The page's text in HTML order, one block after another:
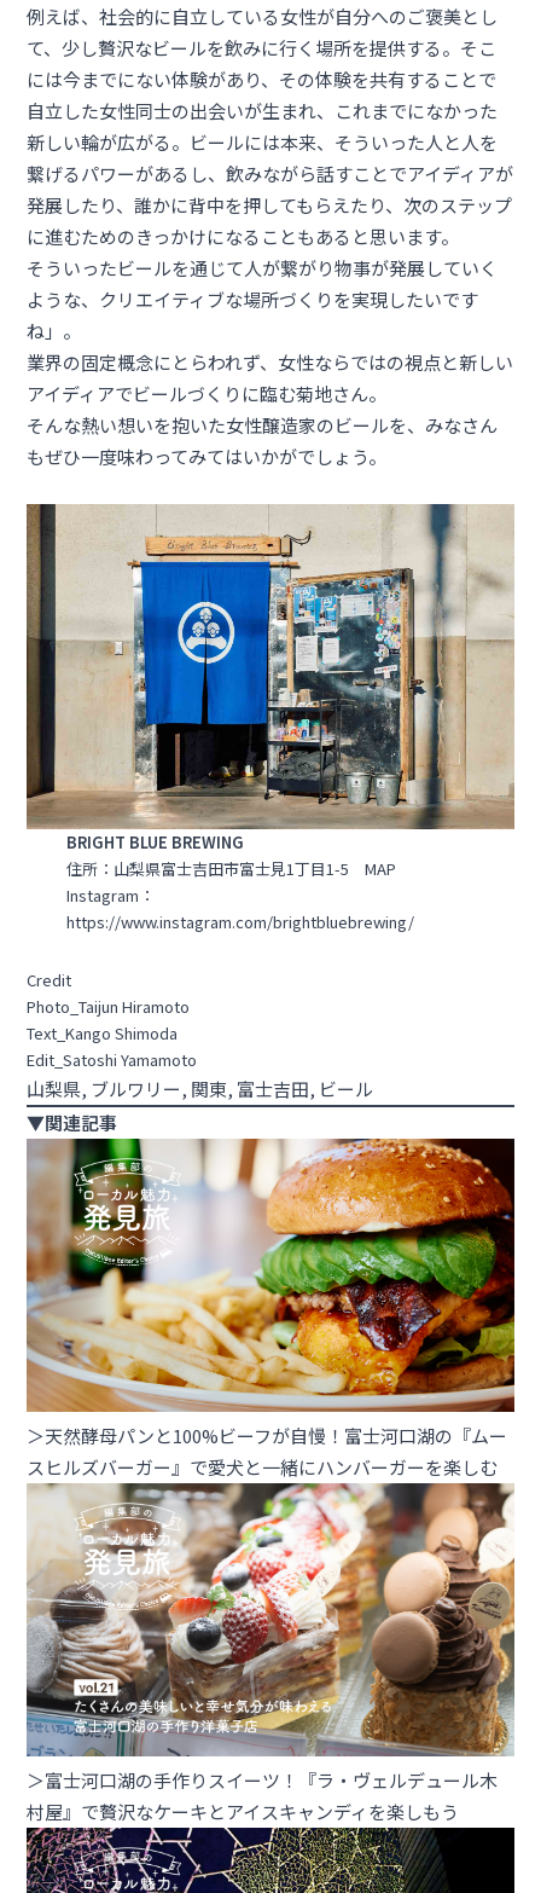
例えば、社会的に自立している女性が自分へのご褒美とし
て、少し贅沢なビールを飲みに行く場所を提供する。そこ
には今までにない体験があり、その体験を共有することで
自立した女性同士の出会いが生まれ、これまでになかった
新しい輪が広がる。ビールには本来、そういった人と人を
繋げるパワーがあるし、飲みながら話すことでアイディアが
発展したり、誰かに背中を押してもらえたり、次のステップ
に進むためのきっかけになることもあると思います。
そういったビールを通じて人が繋がり物事が発展していく
ような、クリエイティブな場所づくりを実現したいです
ね」。
業界の固定概念にとらわれず、女性ならではの視点と新しい
アイディアでビールづくりに臨む菊地さん。
そんな熱い想いを抱いた女性醸造家のビールを、みなさん
もぜひ一度味わってみてはいかがでしょう。
BRIGHT BLUE BREWING
住所：山梨県富士吉田市富士見1丁目1-5 MAP
Instagram：
https://www.instagram.com/brightbluebrewing/
Credit
Photo_Taijun Hiramoto
Text_Kango Shimoda
Edit_Satoshi Yamamoto
山梨県, ブルワリー, 関東, 富士吉田, ビール
▼関連記事
＞天然酵母パンと100%ビーフが自慢！富士河口湖の『ムー
スヒルズバーガー』で愛犬と一緒にハンバーガーを楽しむ
＞富士河口湖の手作りスイーツ！『ラ・ヴェルデュール木
村屋』で贅沢なケーキとアイスキャンディを楽しもう